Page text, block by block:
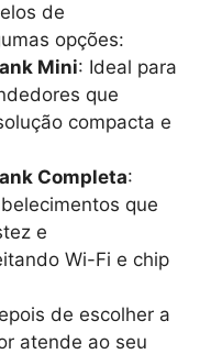
de
opções:
Mini: Ideal para
que
compacta e
Completa:
que
e
Wi-Fi e chip
de escolher a
atende ao seu